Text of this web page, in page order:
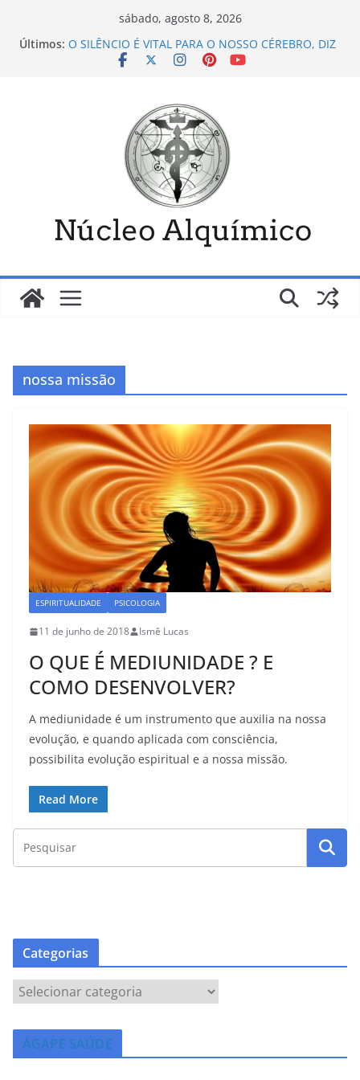
sábado, agosto 8, 2026
Últimos: O SILÊNCIO É VITAL PARA O NOSSO CÉREBRO, DIZ
A CIÊNCIA
FINITUDE- POR LAYLA VALLIAS
ANSIEDADE E DEPRESSÃO- POR BENEH MENDES
CERQUE-SE DE PESSOAS FELIZES E POSITIVAS
nossa missão
ESPIRITUALIDADE PSICOLOGIA
11 de junho de 2018 Ismê Lucas
O QUE É MEDIUNIDADE ? E
COMO DESENVOLVER?
A mediunidade é um instrumento que auxilia na nossa
evolução, e quando aplicada com consciência,
possibilita evolução espiritual e a nossa missão.
Read More
Categorias
a
t
ÁGAPE SAÚDE